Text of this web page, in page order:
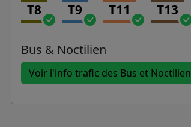
T8 T9 T11 T13
Bus & Noctilien
Voir l'info trafic des Bus et Noctilien